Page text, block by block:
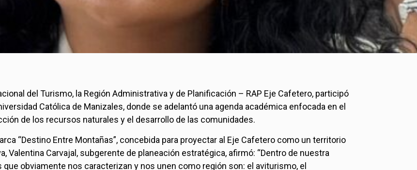
del Turismo, la Región Administrativa y de Planificación – RAP Eje Cafetero, participó
Católica de Manizales, donde se adelantó una agenda académica enfocada en el
de los recursos naturales y el desarrollo de las comunidades.
“Destino Entre Montañas”, concebida para proyectar al Eje Cafetero como un territorio
Valentina Carvajal, subgerente de planeación estratégica, afirmó: “Dentro de nuestra
obviamente nos caracterizan y nos unen como región son: el aviturismo, el